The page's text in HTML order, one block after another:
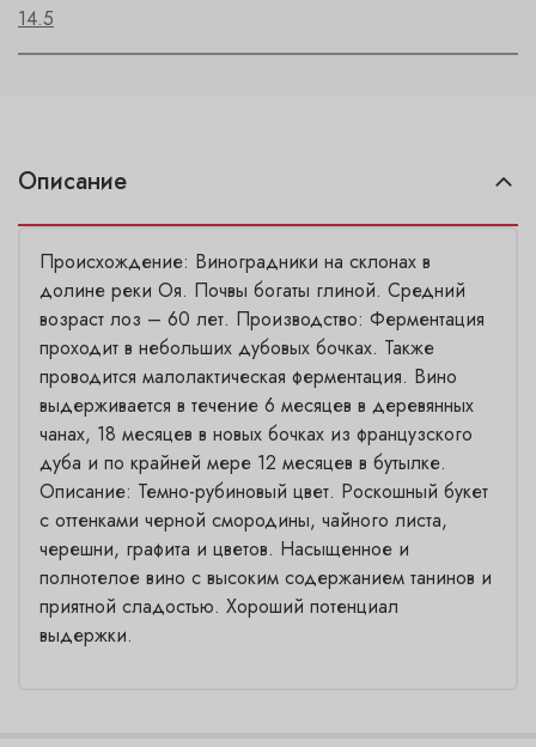
14.5
Описание
Происхождение: Виноградники на склонах в
долине реки Oя. Почвы богаты глиной. Средний
возраст лоз – 60 лет. Производство: Ферментация
проходит в небольших дубовых бочках. Также
проводится малолактическая ферментация. Вино
выдерживается в течение 6 месяцев в деревянных
чанах, 18 месяцев в новых бочках из французского
дуба и по крайней мере 12 месяцев в бутылке.
Описание: Темно-рубиновый цвет. Роскошный букет
с оттенками черной смородины, чайного листа,
черешни, графита и цветов. Насыщенное и
полнотелое вино с высоким содержанием танинов и
приятной сладостью. Хороший потенциал
выдержки.